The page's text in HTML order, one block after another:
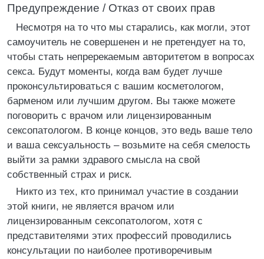
Предупреждение / Отказ от своих прав
Несмотря на то что мы старались, как могли, этот
самоучитель не совершенен и не претендует на то,
чтобы стать непререкаемым авторитетом в вопросах
секса. Будут моменты, когда вам будет лучше
проконсультироваться с вашим косметологом,
барменом или лучшим другом. Вы также можете
поговорить с врачом или лицензированным
сексопатологом. В конце концов, это ведь ваше тело
и ваша сексуальность – возьмите на себя смелость
выйти за рамки здравого смысла на свой
собственный страх и риск.
Никто из тех, кто принимал участие в создании
этой книги, не является врачом или
лицензированным сексопатологом, хотя с
представителями этих профессий проводились
консультации по наиболее противоречивым